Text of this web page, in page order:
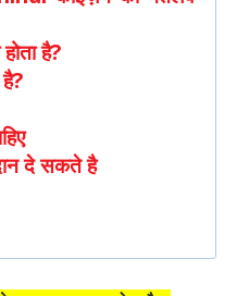
है?
दे सकते है